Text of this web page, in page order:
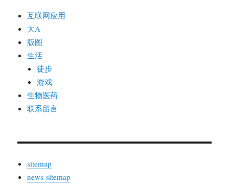
互联网应用
大A
版图
生活
徒步
游戏
生物医药
联系留言
sitemap
news-sitemap